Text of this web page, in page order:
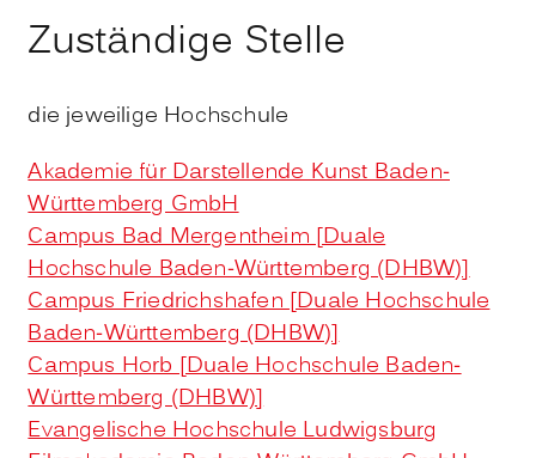
Zuständige Stelle
die jeweilige Hochschule
Akademie für Darstellende Kunst Baden-
Württemberg GmbH
Campus Bad Mergentheim [Duale
Hochschule Baden-Württemberg (DHBW)]
Campus Friedrichshafen [Duale Hochschule
Baden-Württemberg (DHBW)]
Campus Horb [Duale Hochschule Baden-
Württemberg (DHBW)]
Evangelische Hochschule Ludwigsburg